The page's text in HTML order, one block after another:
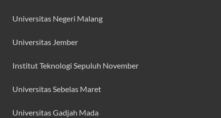
Universitas Negeri Malang
Universitas Jember
Institut Teknologi Sepuluh November
Universitas Sebelas Maret
Universitas Gadjah Mada